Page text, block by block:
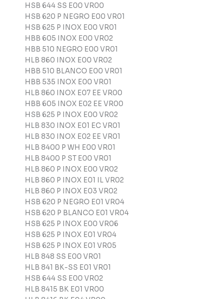
HSB 644 SS E00 VR00
HSB 620 P NEGRO E00 VR01
HSB 625 P INOX E00 VR01
HBB 605 INOX E00 VR02
HBB 510 NEGRO E00 VR01
HLB 860 INOX E00 VR02
HBB 510 BLANCO E00 VR01
HBB 535 INOX E00 VR01
HLB 860 INOX E07 EE VR00
HBB 605 INOX E02 EE VR00
HSB 625 P INOX E00 VR02
HLB 830 INOX E01 EC VR01
HLB 830 INOX E02 EE VR01
HLB 8400 P WH E00 VR01
HLB 8400 P ST E00 VR01
HLB 860 P INOX E00 VR02
HLB 860 P INOX E01 IL VR02
HLB 860 P INOX E03 VR02
HSB 620 P NEGRO E01 VR04
HSB 620 P BLANCO E01 VR04
HSB 625 P INOX E00 VR06
HSB 625 P INOX E01 VR04
HSB 625 P INOX E01 VR05
HLB 848 SS E00 VR01
HLB 841 BK-SS E01 VR01
HSB 644 SS E00 VR02
HLB 8415 BK E01 VR00